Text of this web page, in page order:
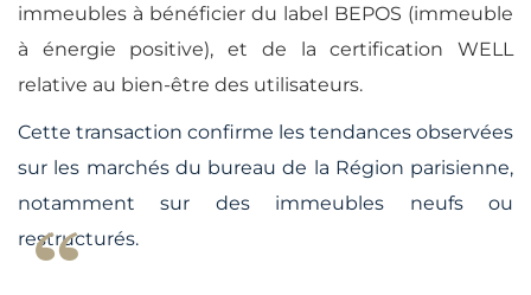
immeubles à bénéficier du label BEPOS (immeuble
à énergie positive), et de la certification WELL
relative au bien-être des utilisateurs.
Cette transaction confirme les tendances observées
sur les marchés du bureau de la Région parisienne,
notamment sur des immeubles neufs ou
restructurés.